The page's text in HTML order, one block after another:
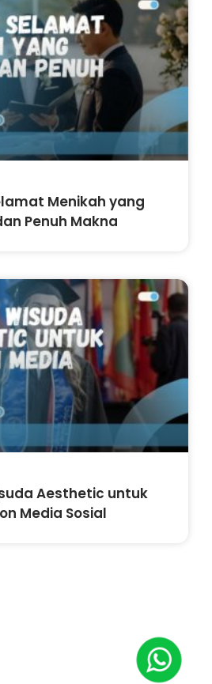
Menikah yang
Penuh Makna
Aesthetic untuk
Media Sosial